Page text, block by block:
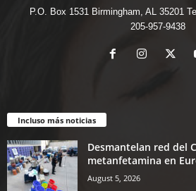
P.O. Box 1531 Birmingham, AL 35201
205-957-9438
Incluso más noticias
Desmantelan red del
metanfetamina en
August 5, 2026